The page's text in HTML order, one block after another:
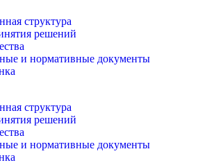
структура
решений
и нормативные документы
структура
решений
и нормативные документы